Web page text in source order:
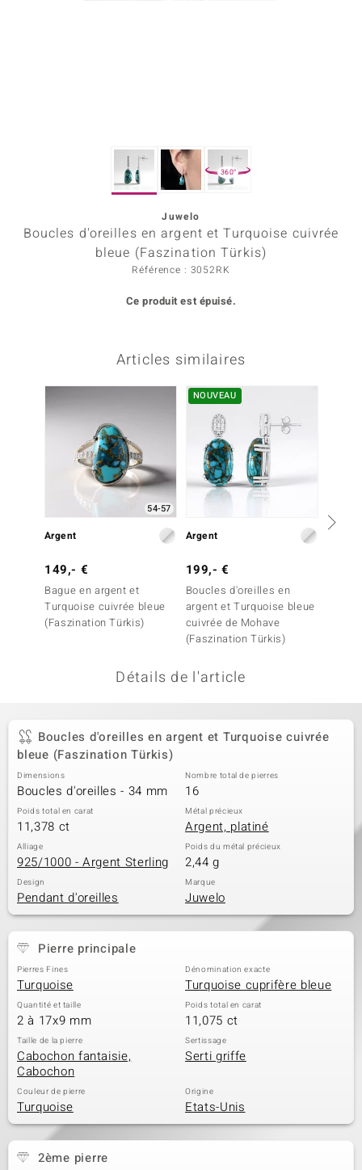
360°
Juwelo
Boucles d'oreilles en argent et Turquoise cuivrée
bleue (Faszination Türkis)
Référence : 3052RK
Ce produit est épuisé.
Articles similaires
54-57
Argent
149,- €
Bague en argent et
Turquoise cuivrée bleue
(Faszination Türkis)
NOUVEAU
Argent
199,- €
Boucles d'oreilles en
argent et Turquoise bleue
cuivrée de Mohave
(Faszination Türkis)
Détails de l'article
Boucles d'oreilles en argent et Turquoise cuivrée
bleue (Faszination Türkis)
Dimensions
Boucles d'oreilles - 34 mm
Nombre total de pierres
16
Poids total en carat
11,378 ct
Métal précieux
Argent, platiné
Alliage
925/1000 - Argent Sterling
Poids du métal précieux
2,44 g
Design
Pendant d'oreilles
Marque
Juwelo
Pierre principale
Pierres Fines
Turquoise
Dénomination exacte
Turquoise cuprifère bleue
Quantité et taille
2 à 17x9 mm
Poids total en carat
11,075 ct
Taille de la pierre
Cabochon fantaisie,
Cabochon
Sertissage
Serti griffe
Couleur de pierre
Turquoise
Origine
Etats-Unis
2ème pierre